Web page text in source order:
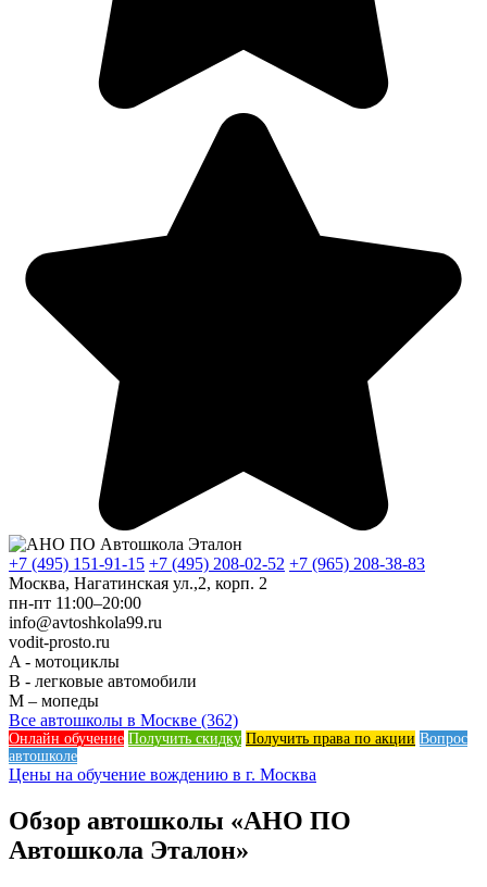
+7 (495) 151-91-15 +7 (495) 208-02-52 +7 (965) 208-38-83
Москва, Нагатинская ул.,2, корп. 2
пн-пт 11:00–20:00
info@avtoshkola99.ru
vodit-prosto.ru
A - мотоциклы
B - легковые автомобили
M – мопеды
Все автошколы в Москве (362)
Онлайн обучение Получить скидку Получить права по акции Вопрос
автошколе
Цены на обучение вождению в г. Москва
Обзор автошколы «АНО ПО
Автошкола Эталон»